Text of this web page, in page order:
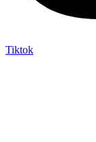
Tiktok